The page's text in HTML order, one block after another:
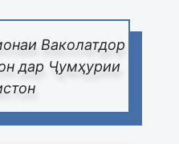
Ваколатдор
дар Ҷумҳурии